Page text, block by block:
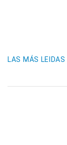
LAS MÁS LEIDAS